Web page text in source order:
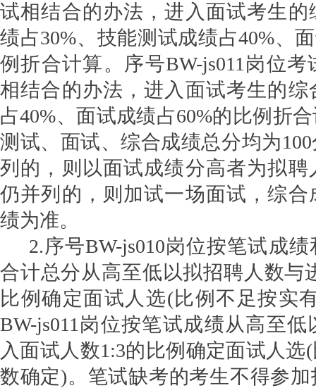
试相结合的办法，进入面试考生的
绩占30%、技能测试成绩占40%、
例折合计算。 序号BW-js011 岗位考
相结合的办法，进入面试考生的综
占40%、面试成绩占60%的比例折
测试、面试、综合成绩总分均为100
列的，则以面试成绩分高者为拟聘
仍并列的，则加试一场面试，综合
绩为准。
2.序号BW-js010岗位按笔试成绩
合计总分从高至低以拟招聘人数与
比例确定面试人选(比例不足按实
BW-js011 岗位按笔试成绩从高至低
入面试人数1:3的比例确定面试人选(
数确定)。 笔试缺考的考生不得参